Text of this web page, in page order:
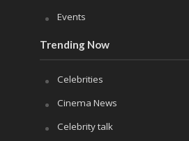
Events
Trending Now
Celebrities
Cinema News
Celebrity talk